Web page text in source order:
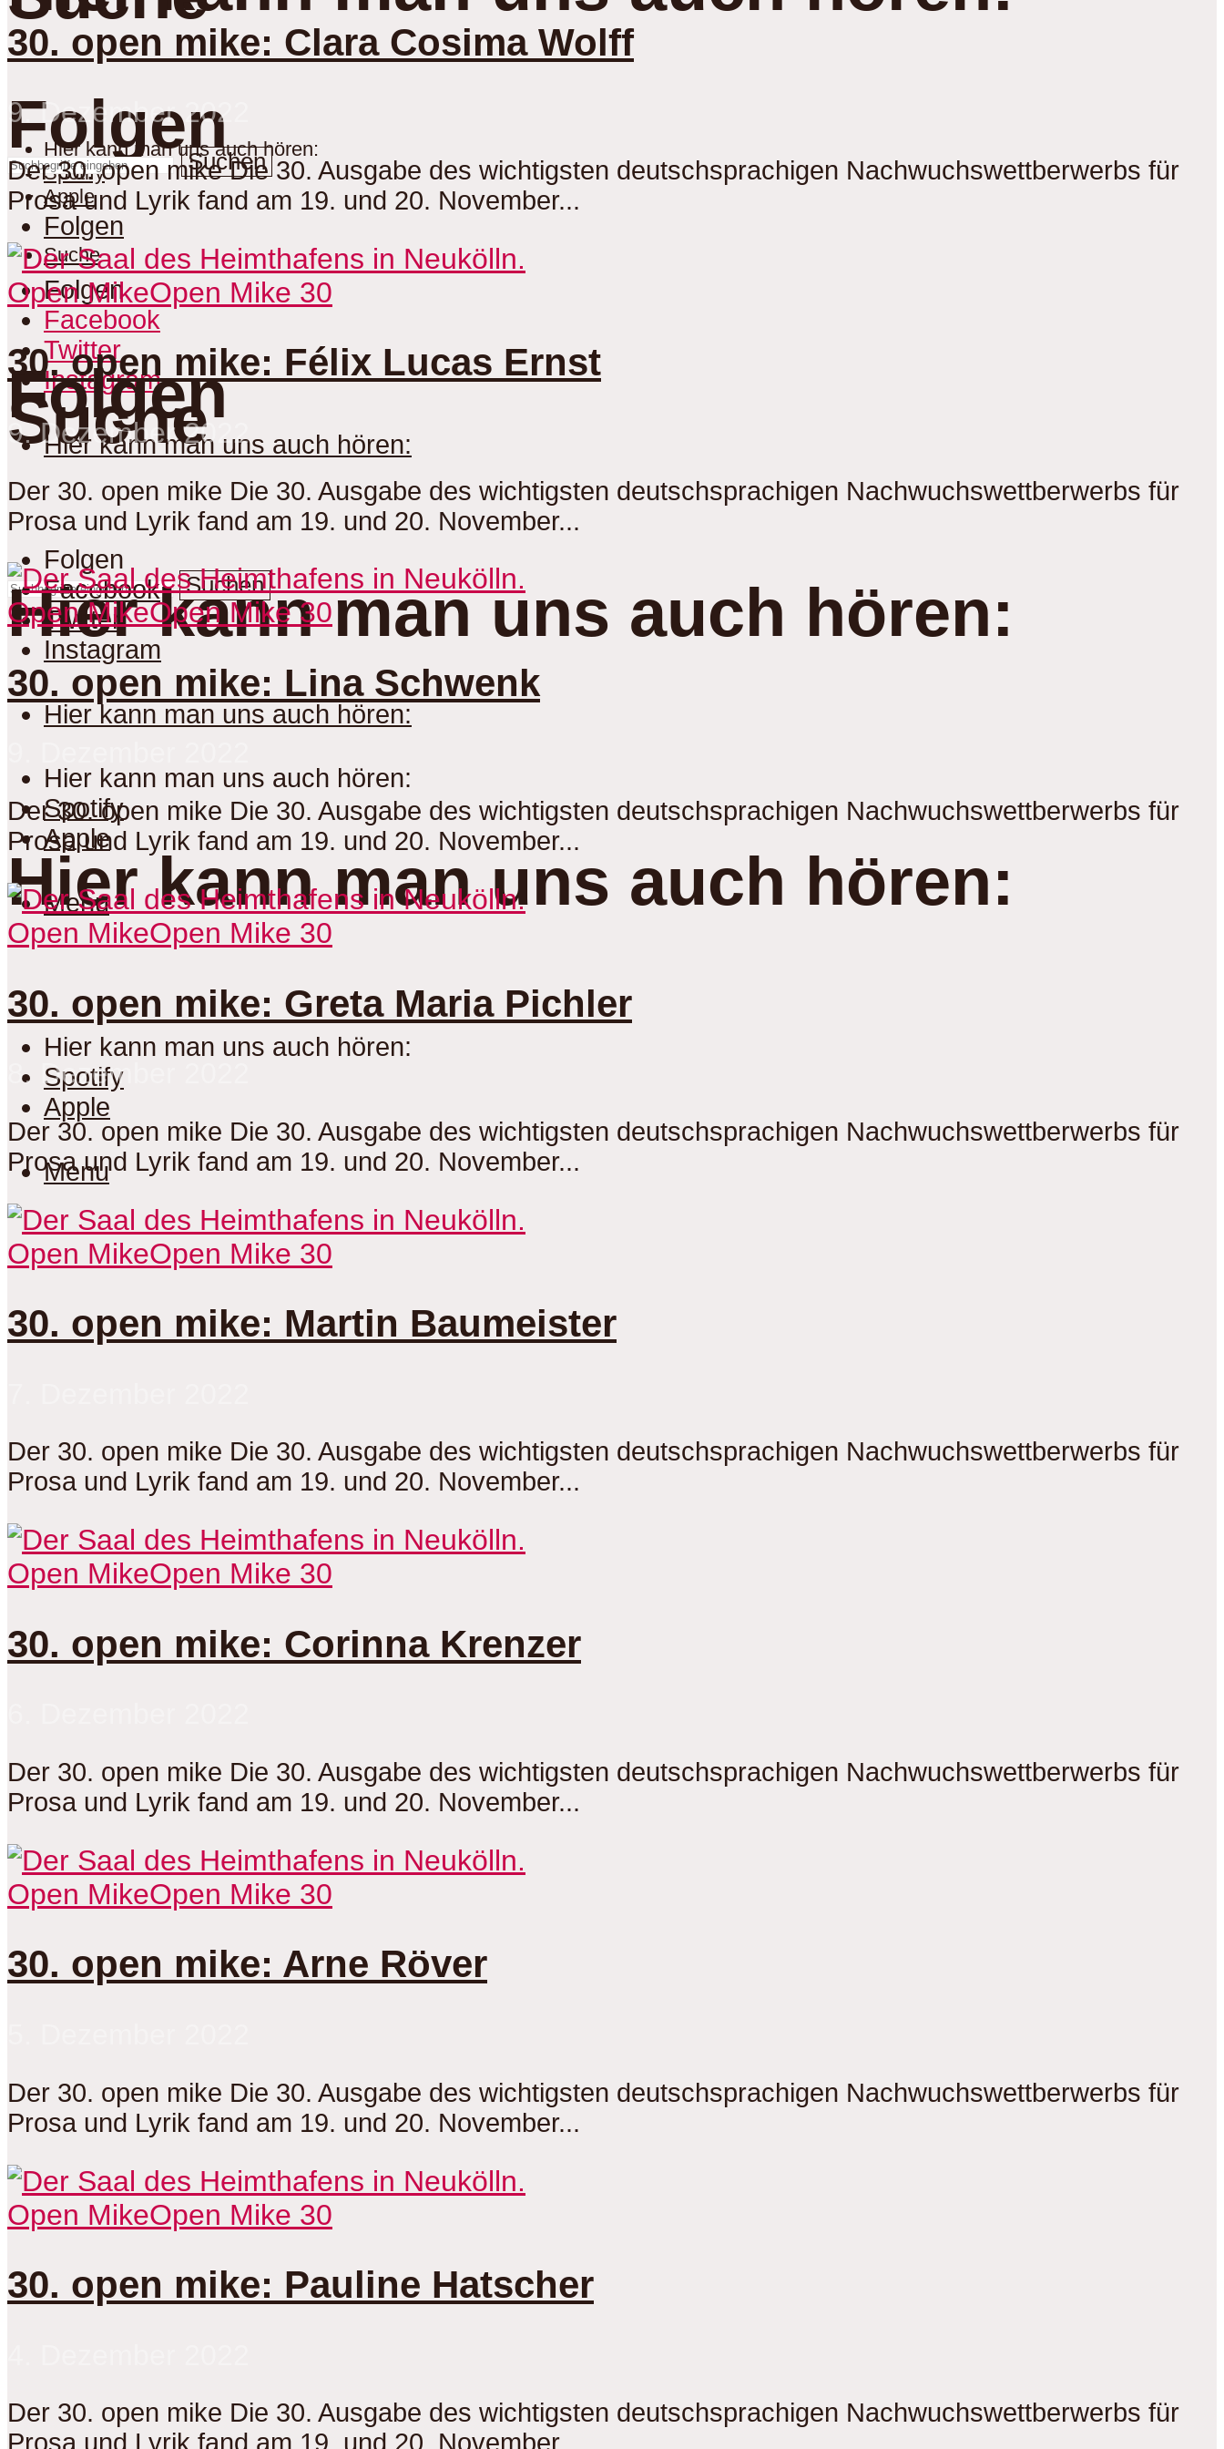
Hier kann man uns auch hören:
Spotify
Apple
Suche
Suche
Suchen
Folgen
Folgen
Facebook
Twitter
Instagram
Hier kann man uns auch hören:
Hier kann man uns auch hören:
Hier kann man uns auch hören:
Spotify
Apple
Menu
Suchen
Folgen
Folgen
Folgen
Facebook
Twitter
Instagram
Hier kann man uns auch hören:
Hier kann man uns auch hören:
Hier kann man uns auch hören:
Spotify
Apple
Menu
30. open mike: Clara Cosima Wolff
9. Dezember 2022
Der 30. open mike Die 30. Ausgabe des wichtigsten deutschsprachigen Nachwuchswettberwerbs für
Prosa und Lyrik fand am 19. und 20. November...
Open MikeOpen Mike 30
30. open mike: Félix Lucas Ernst
9. Dezember 2022
Der 30. open mike Die 30. Ausgabe des wichtigsten deutschsprachigen Nachwuchswettberwerbs für
Prosa und Lyrik fand am 19. und 20. November...
Open MikeOpen Mike 30
30. open mike: Lina Schwenk
Der 30. open mike Die 30. Ausgabe des wichtigsten deutschsprachigen Nachwuchswettberwerbs für
Prosa und Lyrik fand am 19. und 20. November...
Open MikeOpen Mike 30
30. open mike: Greta Maria Pichler
8. Dezember 2022
Der 30. open mike Die 30. Ausgabe des wichtigsten deutschsprachigen Nachwuchswettberwerbs für
Prosa und Lyrik fand am 19. und 20. November...
Open MikeOpen Mike 30
30. open mike: Martin Baumeister
Der 30. open mike Die 30. Ausgabe des wichtigsten deutschsprachigen Nachwuchswettberwerbs für
Prosa und Lyrik fand am 19. und 20. November...
Open MikeOpen Mike 30
30. open mike: Corinna Krenzer
Der 30. open mike Die 30. Ausgabe des wichtigsten deutschsprachigen Nachwuchswettberwerbs für
Prosa und Lyrik fand am 19. und 20. November...
Open MikeOpen Mike 30
30. open mike: Arne Röver
Der 30. open mike Die 30. Ausgabe des wichtigsten deutschsprachigen Nachwuchswettberwerbs für
Prosa und Lyrik fand am 19. und 20. November...
Open MikeOpen Mike 30
30. open mike: Pauline Hatscher
Der 30. open mike Die 30. Ausgabe des wichtigsten deutschsprachigen Nachwuchswettberwerbs für
Prosa und Lyrik fand am 19. und 20. November...